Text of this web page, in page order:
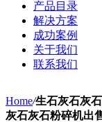
产品目录
解决方案
成功案例
关于我们
联系我们
Home/生石灰石灰
灰石灰石粉碎机出